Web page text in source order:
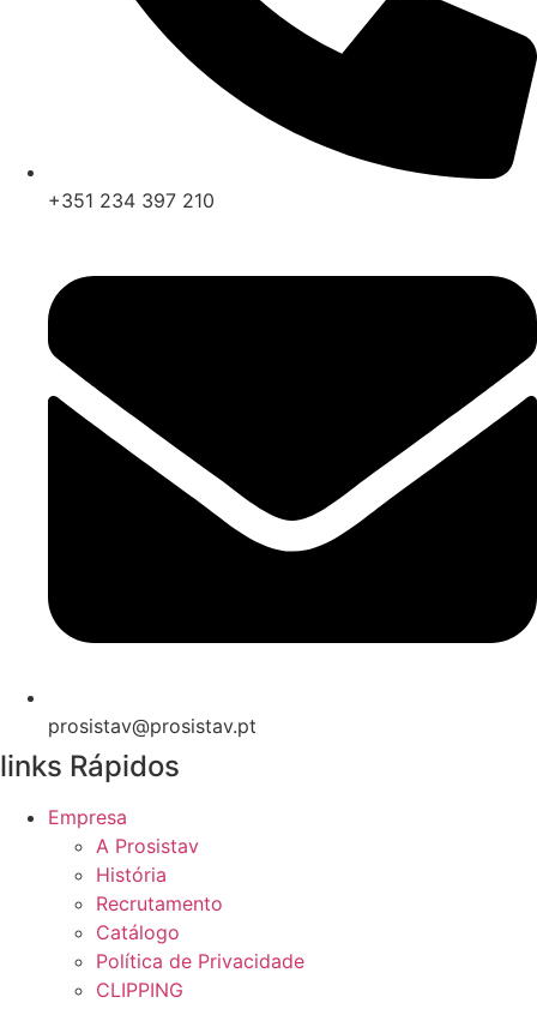
+351 234 397 210
prosistav@prosistav.pt
links Rápidos
Empresa
A Prosistav
História
Recrutamento
Catálogo
Política de Privacidade
CLIPPING